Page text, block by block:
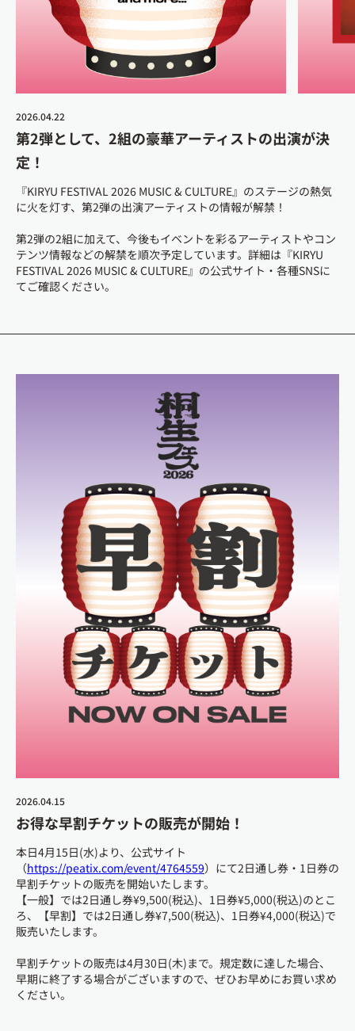
2026.04.22
第2弾として、2組の豪華アーティストの出演が決
定！
『KIRYU FESTIVAL 2026 MUSIC & CULTURE』のステージの熱気
に火を灯す、第2弾の出演アーティストの情報が解禁！
第2弾の2組に加えて、今後もイベントを彩るアーティストやコン
テンツ情報などの解禁を順次予定しています。詳細は『KIRYU
FESTIVAL 2026 MUSIC & CULTURE』の公式サイト・各種SNSに
てご確認ください。
2026.04.15
お得な早割チケットの販売が開始！
本日4月15日(水)より、公式サイト
（https://peatix.com/event/4764559）にて2日通し券・1日券の
早割チケットの販売を開始いたします。
【一般】では2日通し券¥9,500(税込)、1日券¥5,000(税込)のとこ
ろ、【早割】では2日通し券¥7,500(税込)、1日券¥4,000(税込)で
販売いたします。
早割チケットの販売は4月30日(木)まで。規定数に達した場合、
早期に終了する場合がございますので、ぜひお早めにお買い求め
ください。